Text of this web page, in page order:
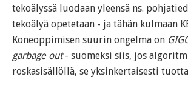
tekoälyssä luodaan yleensä ns.
tekoälyä opetetaan - ja tähän kulmaan
Koneoppimisen suurin ongelma on
garbage out- suomeksi siis, jos
roskasisällöllä, se yksinkertaisesti